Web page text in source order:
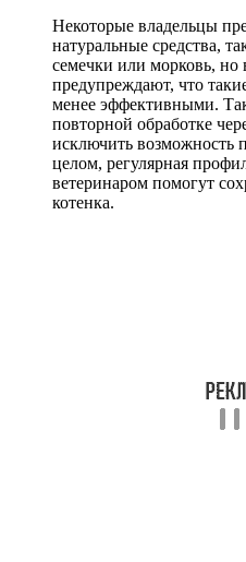
Некоторые владельцы
натуральные средства,
семечки или морковь, но
предупреждают, что
менее эффективными.
повторной обработке
исключить возможность
целом, регулярная
ветеринаром помогут
котенка.